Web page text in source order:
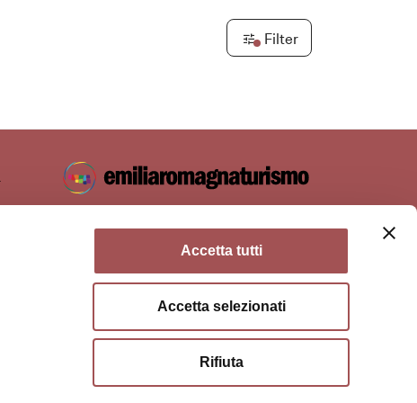
Accetta tutti
Accetta selezionati
Rifiuta
Filter